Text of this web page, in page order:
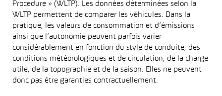
Procedure » (WLTP). Les données déterminées selon la
WLTP permettent de comparer les véhicules. Dans la
pratique, les valeurs de consommation et d’émissions
ainsi que l’autonomie peuvent parfois varier
considérablement en fonction du style de conduite, des
conditions météorologiques et de circulation, de la charge
utile, de la topographie et de la saison. Elles ne peuvent
donc pas être garanties contractuellement.